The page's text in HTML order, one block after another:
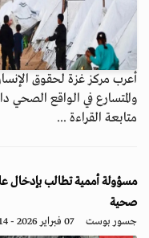
أعرب مركز غزة لحقوق
والمتسارع في الواقع الصحي
متابعة القراءة ...
مسؤولة أممية تطالب بإدخال
صحية
جسور بوست 07 فبراير 2026 - 09:14